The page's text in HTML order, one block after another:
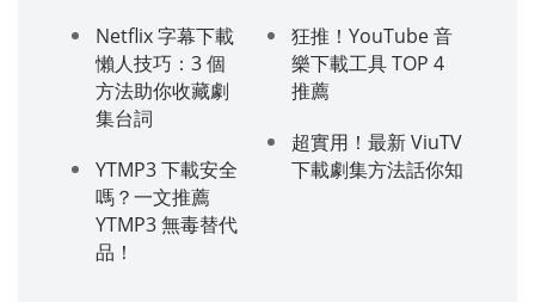
Netflix 字幕下載
懶人技巧：3 個
方法助你收藏劇
集台詞
YTMP3 下載安全
嗎？一文推薦
YTMP3 無毒替代
品！
狂推！YouTube 音
樂下載工具 TOP 4
推薦
超實用！最新 ViuTV
下載劇集方法話你知